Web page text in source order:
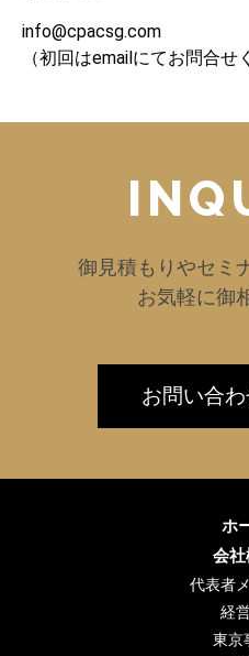
info@cpacsg.com
（初回はemailにてお問合せ
御見積もりやセミ
お気軽に御
お問い合
ホ
会
代表者
経
東京